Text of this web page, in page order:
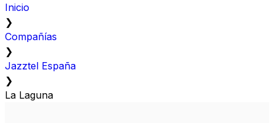
Inicio
❯
Compañías
❯
Jazztel España
❯
La Laguna